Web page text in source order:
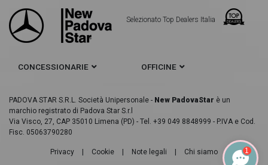
Selezionato Top Dealers Italia
CONCESSIONARIE OFFICINE
PADOVA STAR S.R.L. Società Unipersonale - New PadovaStar è un
marchio registrato di Padova Star S.r.l
Via Visco, 27, CAP 35010 Limena (PD) - Tel. +39 049 8848999 - P.IVA e Cod.
Fisc. 05063790280
Privacy | Cookie | Note legali | Chi siamo 1